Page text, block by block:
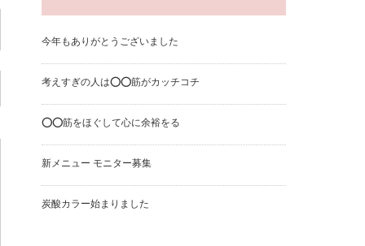
今年もありがとうございました
考えすぎの人は⭕️⭕️筋がカッチコチ
⭕️⭕️筋をほぐして心に余裕をる
新メニュー モニター募集
炭酸カラー始まりました